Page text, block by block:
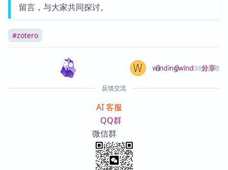
留言，与大家共同探讨。
#zotero
windingwind36篇文章
0 0 分享
反馈交流
AI 客服
QQ群
微信群